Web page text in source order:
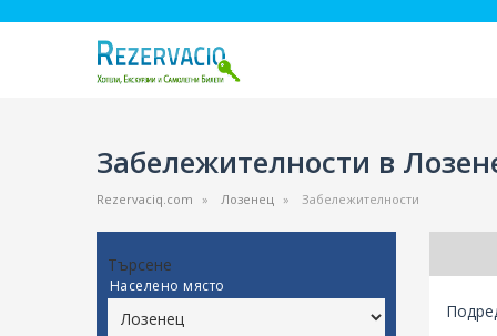
Забележителности в
Rezervaciq.com Лозенец Забележителности
Търсене
Населено място